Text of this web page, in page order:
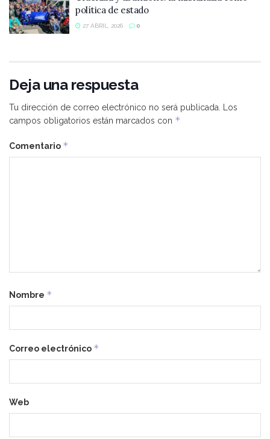
política de estado
27 ABRIL, 2026 0
Deja una respuesta
Tu dirección de correo electrónico no será publicada. Los
campos obligatorios están marcados con *
Comentario *
Nombre *
Correo electrónico *
Web